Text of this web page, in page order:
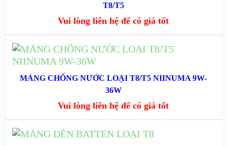
XEM CHI TIẾT
T8/T5
Vui lòng liên hệ để có giá tốt
XEM NHANH
XEM CHI TIẾT
ĐỌC TIẾP
MÁNG CHỐNG NƯỚC LOẠI T8/T5 NIINUMA 9W-
36W
Vui lòng liên hệ để có giá tốt
ĐỌC TIẾP